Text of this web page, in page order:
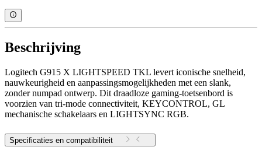
Beschrijving
Logitech G915 X LIGHTSPEED TKL levert iconische snelheid,
nauwkeurigheid en aanpassingsmogelijkheden met een slank,
zonder numpad ontwerp. Dit draadloze gaming-toetsenbord is
voorzien van tri-mode connectiviteit, KEYCONTROL, GL
mechanische schakelaars en LIGHTSYNC RGB.
Specificaties en compatibiliteit